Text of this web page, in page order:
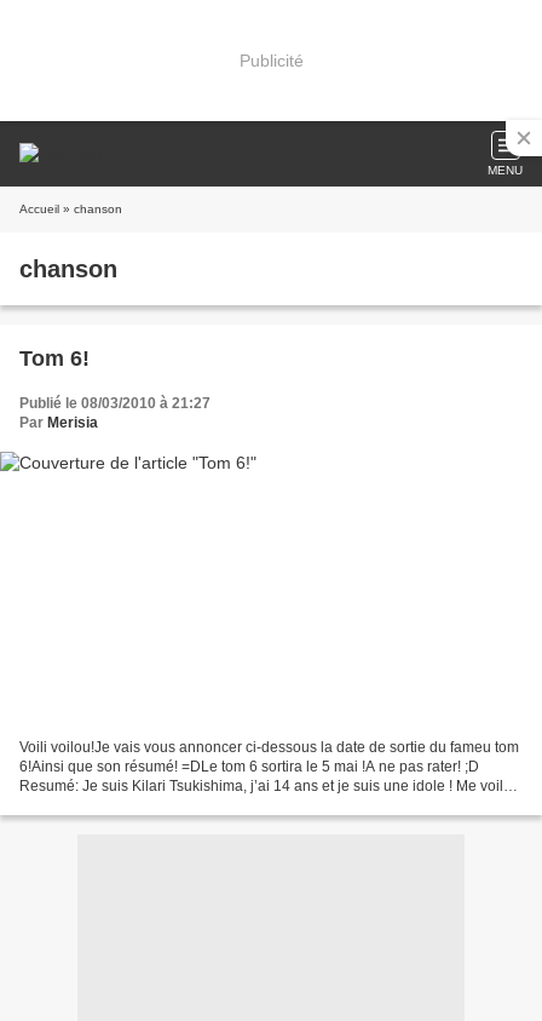
Publicité
MENU
Accueil » chanson
chanson
Tom 6!
Publié le 08/03/2010 à 21:27
Par Merisia
Voili voilou!Je vais vous annoncer ci-dessous la date de sortie du fameu tom
6!Ainsi que son résumé! =DLe tom 6 sortira le 5 mai !A ne pas rater! ;D
Resumé: Je suis Kilari Tsukishima, j’ai 14 ans et je suis une idole ! Me voilà